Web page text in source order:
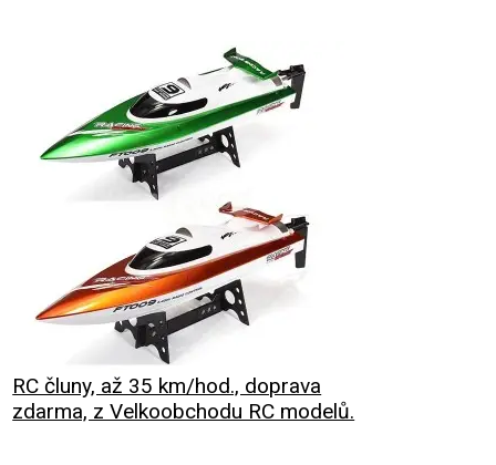
RC čluny, až 35 km/hod., doprava
zdarma, z Velkoobchodu RC modelů.